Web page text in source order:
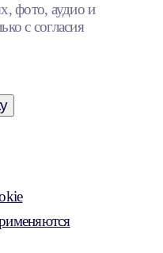
фото, аудио и
с согласия